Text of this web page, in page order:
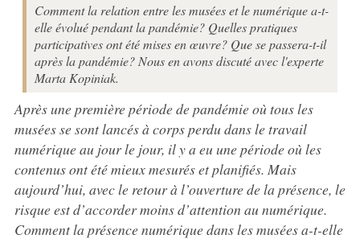
Comment la relation entre les musées et le numérique a-t-
elle évolué pendant la pandémie? Quelles pratiques
participatives ont été mises en œuvre? Que se passera-t-il
après la pandémie? Nous en avons discuté avec l'experte
Marta Kopiniak.
Après une première période de pandémie où tous les
musées se sont lancés à corps perdu dans le travail
numérique au jour le jour, il y a eu une période où les
contenus ont été mieux mesurés et planifiés. Mais
aujourd’hui, avec le retour à l’ouverture de la présence, le
risque est d’accorder moins d’attention au numérique.
Comment la présence numérique dans les musées a-t-elle